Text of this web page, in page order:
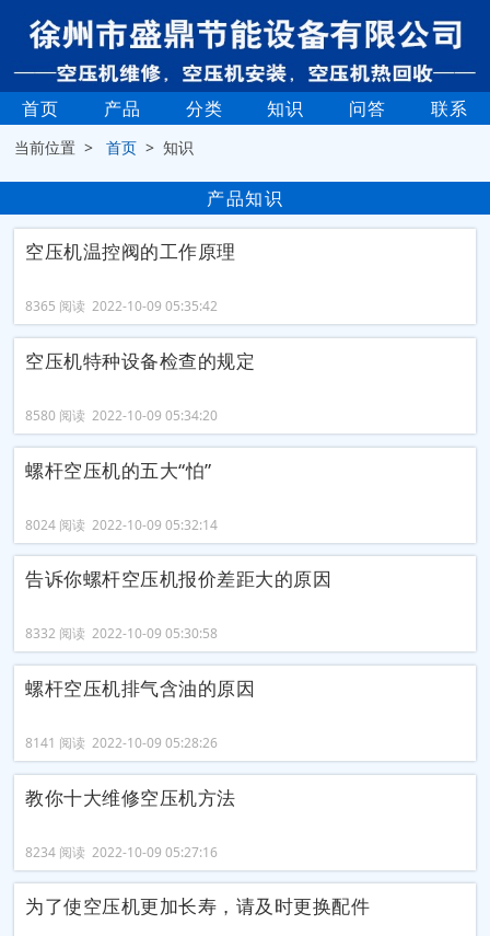
首页 产品 分类 知识 问答 联系
当前位置 >首页 > 知识
产品知识
空压机温控阀的工作原理
8365 阅读 2022-10-09 05:35:42
空压机特种设备检查的规定
8580 阅读 2022-10-09 05:34:20
螺杆空压机的五大“怕”
8024 阅读 2022-10-09 05:32:14
告诉你螺杆空压机报价差距大的原因
8332 阅读 2022-10-09 05:30:58
螺杆空压机排气含油的原因
8141 阅读 2022-10-09 05:28:26
教你十大维修空压机方法
8234 阅读 2022-10-09 05:27:16
为了使空压机更加长寿，请及时更换配件